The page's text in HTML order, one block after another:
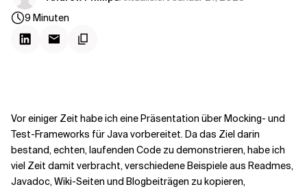
9 Minuten
Vor einiger Zeit habe ich eine Präsentation über Mocking- und
Test-Frameworks für Java vorbereitet. Da das Ziel darin
bestand, echten, laufenden Code zu demonstrieren, habe ich
viel Zeit damit verbracht, verschiedene Beispiele aus Readmes,
Javadoc, Wiki-Seiten und Blogbeiträgen zu kopieren,